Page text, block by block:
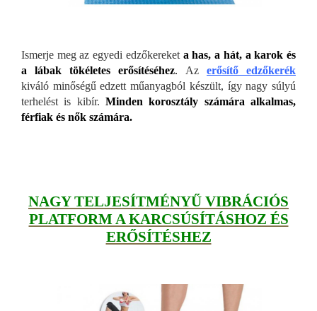
Ismerje meg az egyedi edzőkereket a has, a hát, a karok és
a lábak tökéletes erősítéséhez. Az erősítő edzőkerék
kiváló minőségű edzett műanyagból készült, így nagy súlyú
terhelést is kibír. Minden korosztály számára alkalmas,
férfiak és nők számára.
NAGY TELJESÍTMÉNYŰ VIBRÁCIÓS
PLATFORM A KARCSÚSÍTÁSHOZ ÉS
ERŐSÍTÉSHEZ